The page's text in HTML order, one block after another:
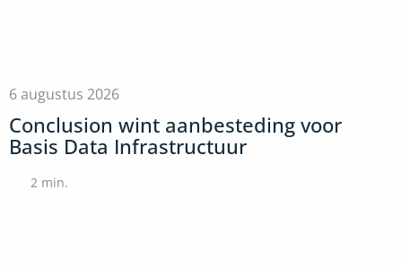
6 augustus 2026
Conclusion wint aanbesteding voor
Basis Data Infrastructuur
2 min.